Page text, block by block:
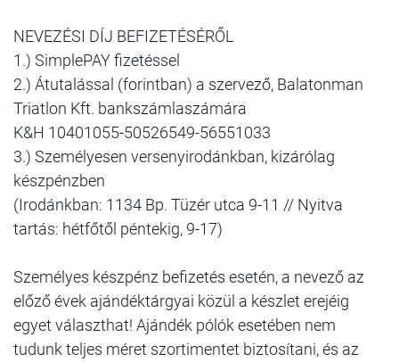
NEVEZÉSI DÍJ BEFIZETÉSÉRŐL
1.) SimplePAY fizetéssel
2.) Átutalással (forintban) a szervező, Balatonman
Triatlon Kft. bankszámlaszámára
K&H 10401055-50526549-56551033
3.) Személyesen versenyirodánkban, kizárólag
készpénzben
(Irodánkban: 1134 Bp. Tüzér utca 9-11 // Nyitva
tartás: hétfőtől péntekig, 9-17)
Személyes készpénz befizetés esetén, a nevező az
előző évek ajándéktárgyai közül a készlet erejéig
egyet választhat! Ajándék pólók esetében nem
tudunk teljes méret szortimentet biztosítani, és az